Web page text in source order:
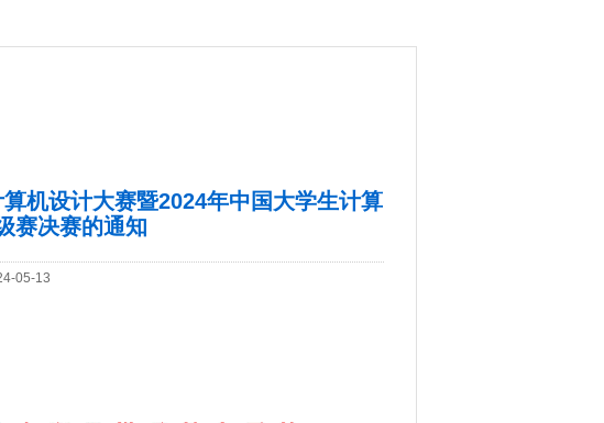
机设计大赛暨2024年中国大学生计算
赛决赛的通知
05-13